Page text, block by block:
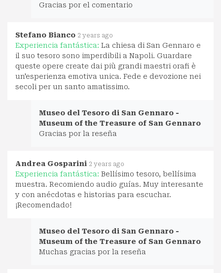
Gracias por el comentario
Stefano Bianco 2 years ago
Experiencia fantástica: La chiesa di San Gennaro e
il suo tesoro sono imperdibili a Napoli. Guardare
queste opere create dai più grandi maestri orafi è
un'esperienza emotiva unica. Fede e devozione nei
secoli per un santo amatissimo.
Museo del Tesoro di San Gennaro -
Museum of the Treasure of San Gennaro
Gracias por la reseña
Andrea Gosparini 2 years ago
Experiencia fantástica: Bellísimo tesoro, bellísima
muestra. Recomiendo audio guías. Muy interesante
y con anécdotas e historias para escuchar.
¡Recomendado!
Museo del Tesoro di San Gennaro -
Museum of the Treasure of San Gennaro
Muchas gracias por la reseña